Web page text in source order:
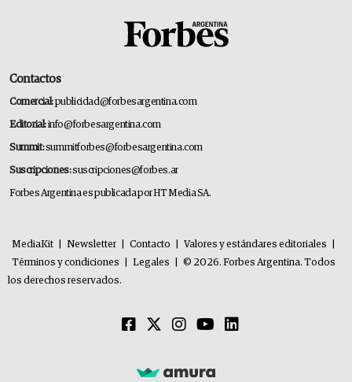
Contactos
Comercial:publicidad@forbesargentina.com
Editorial:info@forbesargentina.com
Summit:summitforbes@forbesargentina.com
Suscripciones:suscripciones@forbes.ar
Forbes Argentina es publicada por HT Media SA.
MediaKit Newsletter Contacto Valores y estándares editoriales
Términos y condiciones
Legales
© 2026. Forbes Argentina. Todos
los derechos reservados.